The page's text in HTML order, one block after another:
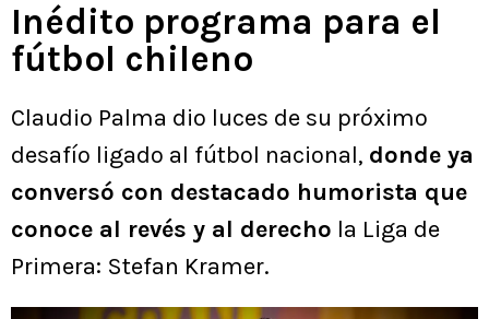
Inédito programa para el
fútbol chileno
Claudio Palma dio luces de su próximo
desafío ligado al fútbol nacional, donde ya
conversó con destacado humorista que
conoce al revés y al derecho la Liga de
Primera: Stefan Kramer.